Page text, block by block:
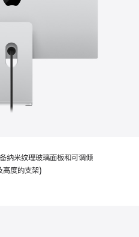
米纹理玻璃面板和可调倾
高度的支架)